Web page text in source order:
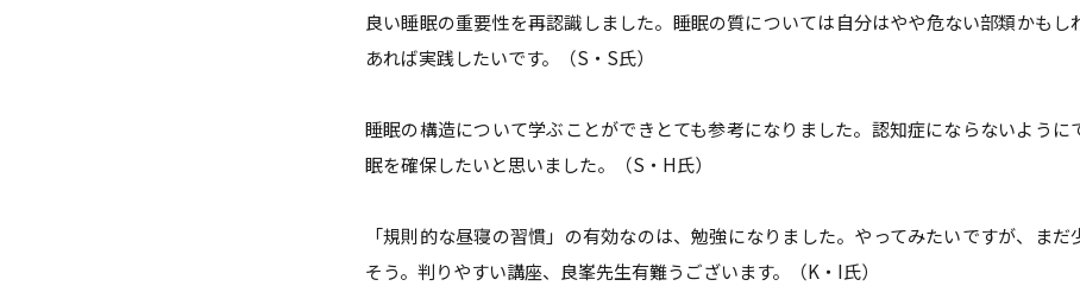
良い睡眠の重要性を再認識しました。睡眠の質については自分はやや危ない部類かもし
あれば実践したいです。（S・S氏）
睡眠の構造について学ぶことができとても参考になりました。認知症にならないように
眠を確保したいと思いました。（S・H氏）
「規則的な昼寝の習慣」の有効なのは、勉強になりました。やってみたいですが、まだ
そう。判りやすい講座、良峯先生有難うございます。（K・I氏）